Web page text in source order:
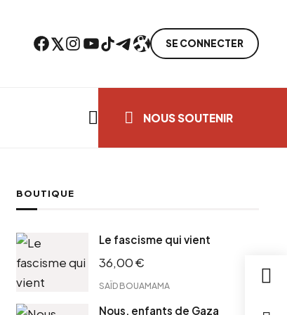
Facebook Twitter Instagram YouTube TikTok TelegramLien SE CONNECTER
NOUS SOUTENIR
BOUTIQUE
Le fascisme qui vient
36,00€
SAÏD BOUAMAMA
Nous, enfants de Gaza